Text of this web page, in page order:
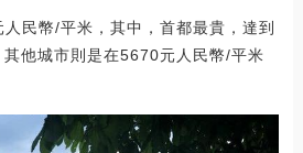
民幣/平米，其中，首都最貴，達到
他城市則是在5670元人民幣/平米